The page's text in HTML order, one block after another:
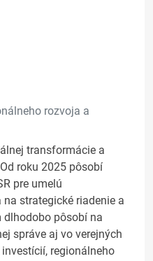
rozvoja a
transformácie a
roku 2025 pôsobí
pre umelú
strategické riadenie a
dlhodobo pôsobí na
správe aj vo verejných
regionálneho